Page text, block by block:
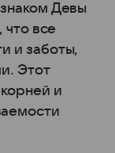
Девы
что все
и заботы,
Этот
и